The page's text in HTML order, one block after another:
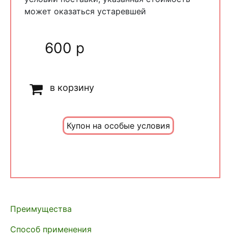
может оказаться устаревшей
600 р
в корзину
Купон на особые условия
Преимущества
Способ применения